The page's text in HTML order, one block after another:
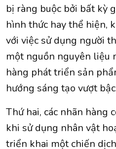
bị ràng buộc bởi bất kỳ
hình thức hay thể hiện,
với việc sử dụng người
một nguồn nguyên liệu
hàng phát triển sản
hướng sáng tạo vượt
Thứ hai, các nhãn hàng
khi sử dụng nhân vật
triển khai một chiến